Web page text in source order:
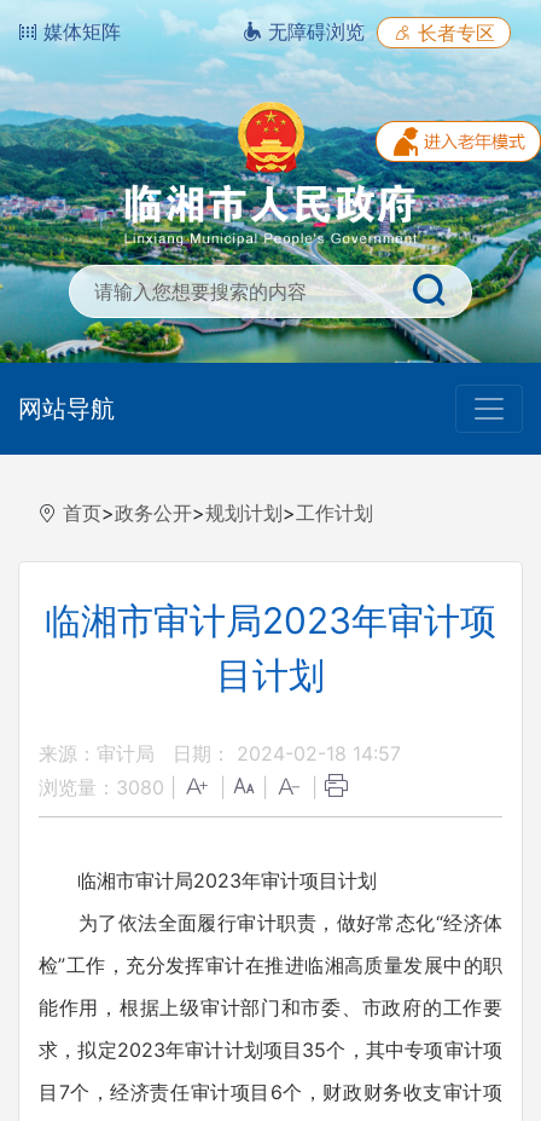
媒体矩阵 无障碍浏览 长者专区
网站导航
首页>政务公开>规划计划>工作计划
临湘市审计局2023年审计项
目计划
来源：审计局
日期： 2024-02-18 14:57
浏览量： 3080
临湘市审计局2023年审计项目计划
为了依法全面履行审计职责，做好常态化“经济体
检”工作，充分发挥审计在推进临湘高质量发展中的职
能作用，根据上级审计部门和市委、市政府的工作要
求，拟定2023年审计计划项目35个，其中专项审计项
目7个，经济责任审计项目6个，财政财务收支审计项